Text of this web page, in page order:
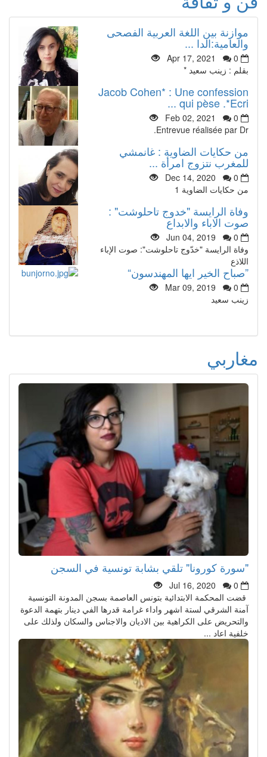
موازنة بين اللغة العربية الفصحى
والعامية:الدا ...
Apr 17, 2021
0
بقلم : زينب سعيد *
Jacob Cohen* : Une confession
qui pèse .*Ecri ...
Feb 02, 2021
0
Entrevue réalisée par Dr.
من حكايات الضاوية : غانمشي
للمغرب نتزوج امرأة ...
Dec 14, 2020
0
من حكايات الضاوية 1
وفاة الرايسة "خدوج تاحلوشت" :
صوت الاباء والابداع
Jun 04, 2019
0
وفاة الرايسة "خدّوج تاحلوشت": صوت الإباء
اللاذع
”صباح الخير ايها المهندسون“
Mar 09, 2019
0
زينب سعيد
مغاربي
"سورة كورونا" تلقي بشابة تونسية في السجن
Jul 16, 2020
0
قضت المحكمة الابتدائية بتونس العاصمة بسجن المدونة التونسية
آمنة الشرقي لستة اشهر واداء غرامة قدرها الفي دينار بتهمة الدعوة
والتحريض على الكراهية بين الاديان والاجناس والسكان ولذلك على
خلفية اعاد ...